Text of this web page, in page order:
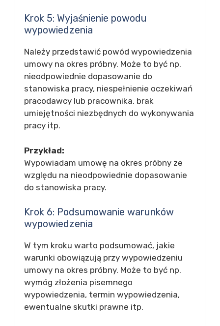
Krok 5: Wyjaśnienie powodu
wypowiedzenia
Należy przedstawić powód wypowiedzenia
umowy na okres próbny. Może to być np.
nieodpowiednie dopasowanie do
stanowiska pracy, niespełnienie oczekiwań
pracodawcy lub pracownika, brak
umiejętności niezbędnych do wykonywania
pracy itp.
Przykład:
Wypowiadam umowę na okres próbny ze
względu na nieodpowiednie dopasowanie
do stanowiska pracy.
Krok 6: Podsumowanie warunków
wypowiedzenia
W tym kroku warto podsumować, jakie
warunki obowiązują przy wypowiedzeniu
umowy na okres próbny. Może to być np.
wymóg złożenia pisemnego
wypowiedzenia, termin wypowiedzenia,
ewentualne skutki prawne itp.